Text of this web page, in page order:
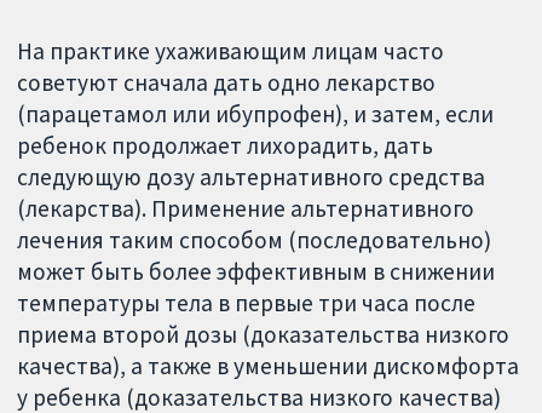
На практике ухаживающим лицам часто
советуют сначала дать одно лекарство
(парацетамол или ибупрофен), и затем, если
ребенок продолжает лихорадить, дать
следующую дозу альтернативного средства
(лекарства). Применение альтернативного
лечения таким способом (последовательно)
может быть более эффективным в снижении
температуры тела в первые три часа после
приема второй дозы (доказательства низкого
качества), а также в уменьшении дискомфорта
у ребенка (доказательства низкого качества)